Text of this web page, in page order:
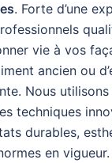
. Forte d’une
vie à vos
ancien ou
Nous
techniques
durables,
en